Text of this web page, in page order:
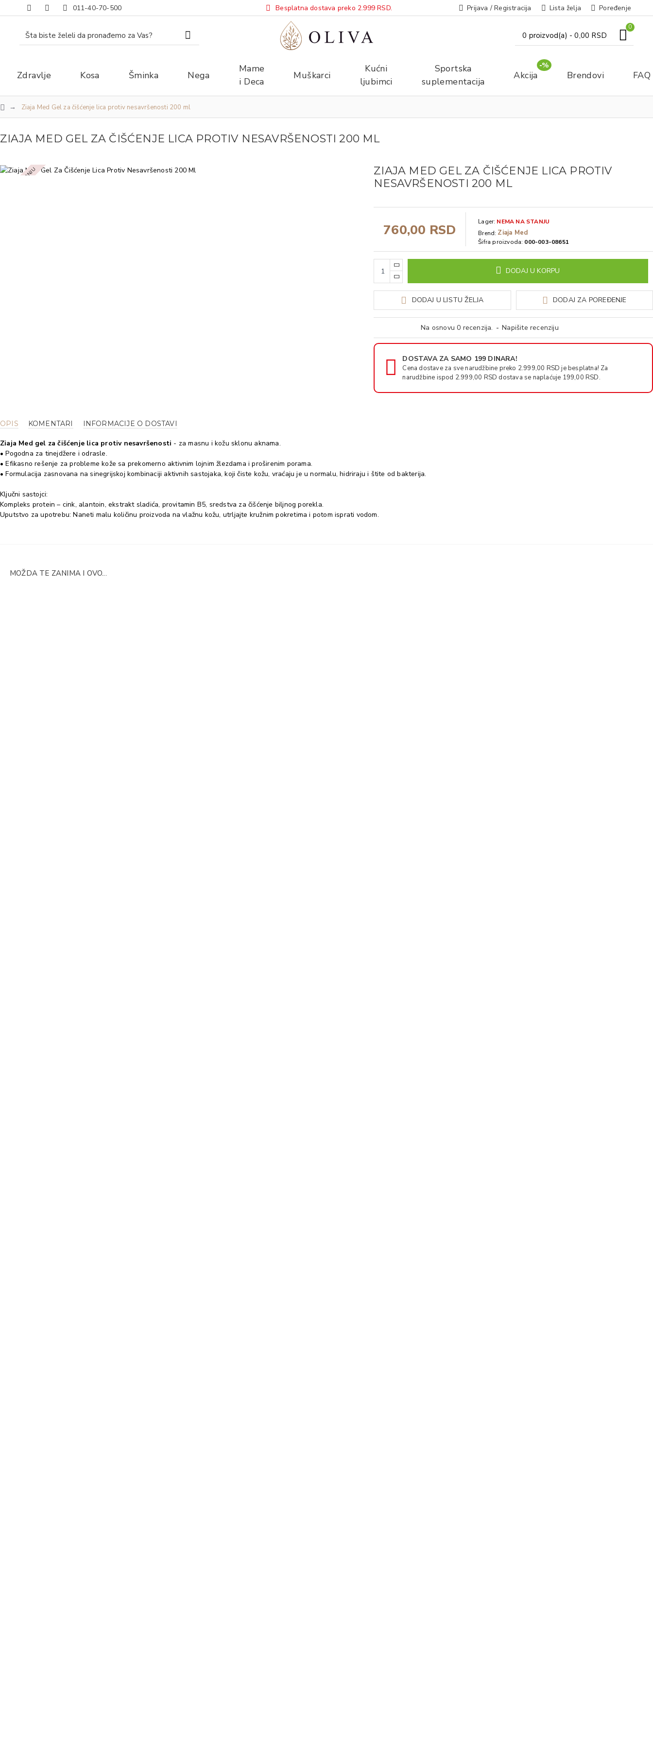
011-40-70-500 Besplatna dostava preko 2.999 RSD. Prijava / Registracija Lista želja Poređenje
0 proizvod(a) - 0,00 RSD
0
Zdravlje Kosa Šminka Nega
Mame
i Deca
Muškarci
Kućni
ljubimci
Sportska
suplementacija
Akcija
-%
Brendovi FAQ
Ziaja Med Gel za čišćenje lica protiv nesavršenosti 200 ml
ZIAJA MED GEL ZA ČIŠĆENJE LICA PROTIV NESAVRŠENOSTI 200 ML
NEMA NA STANJU
ZIAJA MED GEL ZA ČIŠĆENJE LICA PROTIV
NESAVRŠENOSTI 200 ML
Na osnovu 0 recenzija. - Napišite recenziju
760,00 RSD Lager: NEMA NA STANJU
Brend: Ziaja Med
Šifra proizvoda: 000-003-08651
DODAJ U KORPU
DODAJ U LISTU ŽELJA DODAJ ZA POREĐENJE
DOSTAVA ZA SAMO 199 DINARA!
Cena dostave za sve narudžbine preko 2.999,00 RSD je besplatna! Za
narudžbine ispod 2.999,00 RSD dostava se naplaćuje 199,00 RSD.
OPIS KOMENTARI INFORMACIJE O DOSTAVI
Ziaja Med gel za čišćenje lica protiv nesavršenosti - za masnu i kožu sklonu aknama.
• Pogodna za tinejdžere i odrasle.
• Efikasno rešenje za probleme kože sa prekomerno aktivnim lojnim žlezdama i proširenim porama.
• Formulacija zasnovana na sinegrijskoj kombinaciji aktivnih sastojaka, koji čiste kožu, vraćaju je u normalu, hidriraju i štite od bakterija.
Ključni sastojci:
Kompleks protein – cink, alantoin, ekstrakt sladića, provitamin B5, sredstva za čišćenje biljnog porekla.
Uputstvo za upotrebu: Naneti malu količinu proizvoda na vlažnu kožu, utrljajte kružnim pokretima i potom isprati vodom.
MOŽDA TE ZANIMA I OVO...